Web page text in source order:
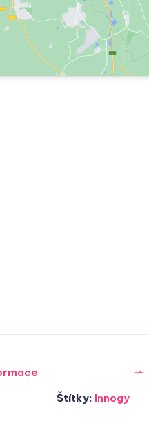
Štítky: Innogy